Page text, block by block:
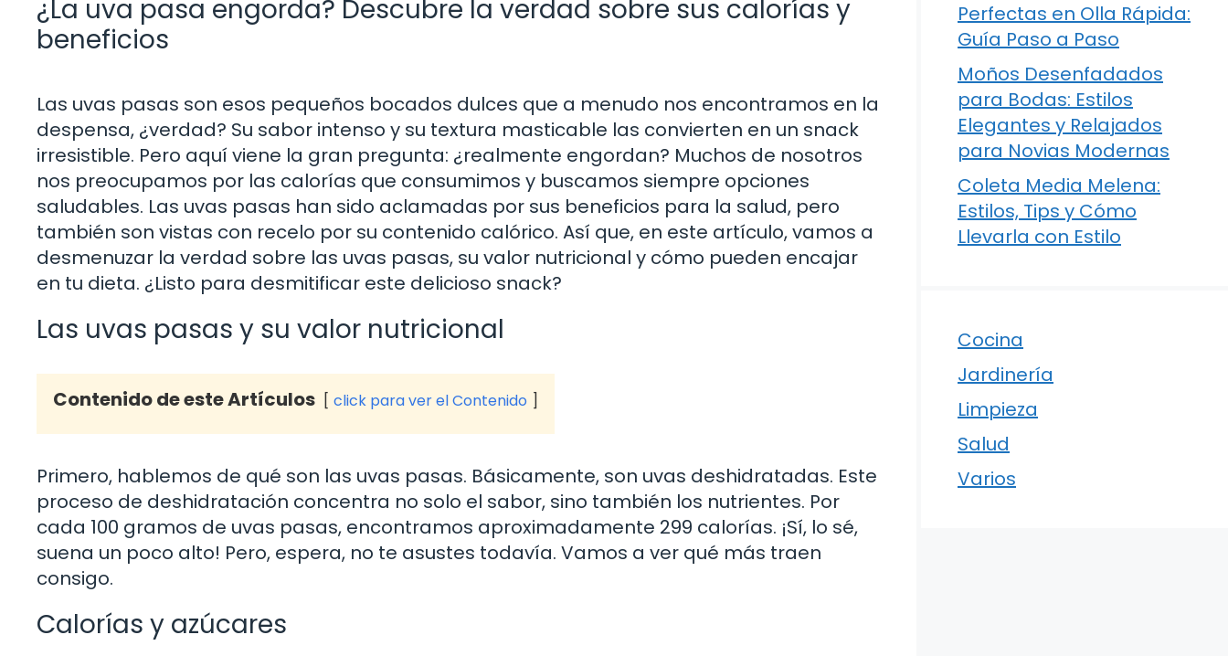
¿La uva pasa engorda? Descubre la verdad sobre sus calorías y
beneficios
Las uvas pasas son esos pequeños bocados dulces que a menudo nos encontramos en la
despensa, ¿verdad? Su sabor intenso y su textura masticable las convierten en un snack
irresistible. Pero aquí viene la gran pregunta: ¿realmente engordan? Muchos de nosotros
nos preocupamos por las calorías que consumimos y buscamos siempre opciones
saludables. Las uvas pasas han sido aclamadas por sus beneficios para la salud, pero
también son vistas con recelo por su contenido calórico. Así que, en este artículo, vamos a
desmenuzar la verdad sobre las uvas pasas, su valor nutricional y cómo pueden encajar
en tu dieta. ¿Listo para desmitificar este delicioso snack?
Las uvas pasas y su valor nutricional
Contenido de este Artículos click para ver el Contenido
Primero, hablemos de qué son las uvas pasas. Básicamente, son uvas deshidratadas. Este
proceso de deshidratación concentra no solo el sabor, sino también los nutrientes. Por
cada 100 gramos de uvas pasas, encontramos aproximadamente 299 calorías. ¡Sí, lo sé,
suena un poco alto! Pero, espera, no te asustes todavía. Vamos a ver qué más traen
consigo.
Calorías y azúcares
Perfectas en Olla Rápida:
Guía Paso a Paso
Moños Desenfadados
para Bodas: Estilos
Elegantes y Relajados
para Novias Modernas
Coleta Media Melena:
Estilos, Tips y Cómo
Llevarla con Estilo
Cocina
Jardinería
Limpieza
Salud
Varios